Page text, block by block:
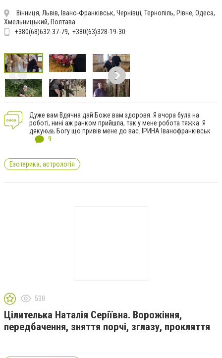
Вінниця, Львів, Івано-Франківськ, Чернівці, Тернопіль, Рівне, Одеса,
Хмельницький, Полтава
+380(68)632-37-79
+380(63)328-19-30
Дуже вам Вдячна дай Боже вам здоровя. Я вчора була на
роботі, нині аж ранком прийшла, так у мене робота тяжка. Я
дякую🙏 Богу що привів мене до вас. ІРИНА Іванофранківськ
9
Езотерика, астрологія
530
Цілителька Наталія Серіївна. Ворожіння,
передбачення, зняття порчі, зглазу, прокляття